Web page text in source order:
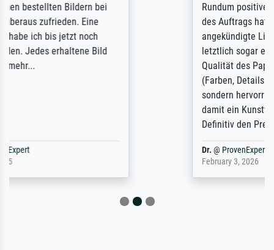
Rundum positive Erfahrung. Die Ausführung
des Auftrags hat eine Weile gedauert, die
angekündigte Lieferzeit wurde aber
letztlich sogar etwas unterschritten. Die
sondern hervorragend. Selbst ein Druck ist
damit ein Kunstwerk im eigenen Sinne.